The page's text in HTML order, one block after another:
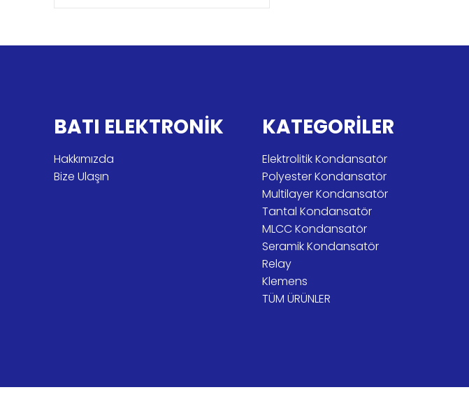
BATI ELEKTRONİK
Hakkımızda
Bize Ulaşın
KATEGORİLER
Elektrolitik Kondansatör
Polyester Kondansatör
Multilayer Kondansatör
Tantal Kondansatör
MLCC Kondansatör
Seramik Kondansatör
Relay
Klemens
TÜM ÜRÜNLER